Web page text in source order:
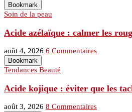
Bookmark
Soin de la peau
Acide azélaïque : calmer les
août 4, 2026 6 Commentaires
Bookmark
Tendances Beauté
Acide kojique : éviter que les
août 3, 2026 8 Commentaires